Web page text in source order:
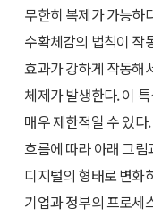
무한히 복제가 가능하
수확체감의 법칙이 작
효과가 강하게 작동해
체제가 발생한다. 이
매우 제한적일 수 있
흐름에 따라 아래 그
디지털의 형태로 변
기업과 정부의 프로세